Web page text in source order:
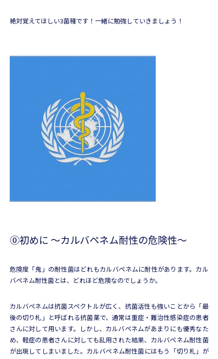
絶対覚えてほしい3菌種です！一緒に勉強していきましょう！
⓪初めに 〜カルバペネム耐性の危険性〜
危険度「鬼」の耐性菌はどれもカルバペネムに耐性があります。カル
バペネム耐性菌とは、どれほど危険なのでしょうか。
カルバペネムは抗菌スペクトルが広く、抗菌活性も強いことから「最
後の切り札」と呼ばれる抗菌薬で、通常は重症・難治性感染症の患者
さんに対して用います。しかし、カルバペネムがあまりにも優秀なた
め、軽症の患者さんに対しても乱用された結果、カルバペネム耐性菌
が出現してしまいました。カルバペネム耐性菌にはもう「切り札」が